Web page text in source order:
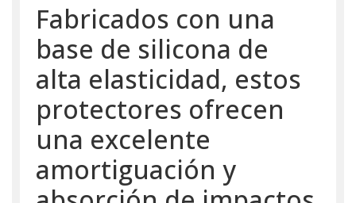
Fabricados con una
base de silicona de
alta elasticidad, estos
protectores ofrecen
una excelente
amortiguación y